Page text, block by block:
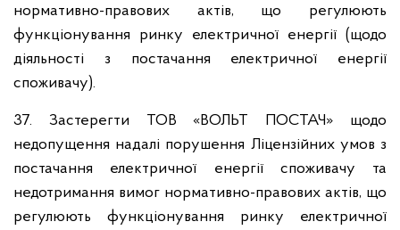
нормативно-правових актів, що регулюють
функціонування ринку електричної енергії (щодо
діяльності з постачання електричної енергії
споживачу).
37. Застерегти ТОВ «ВОЛЬТ ПОСТАЧ» щодо
недопущення надалі порушення Ліцензійних умов з
постачання електричної енергії споживачу та
недотримання вимог нормативно-правових актів, що
регулюють функціонування ринку електричної